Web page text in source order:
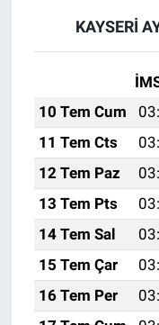
KAYSERİ
10 Tem Cum
11 Tem Cts
12 Tem Paz
13 Tem Pts
14 Tem Sal
15 Tem Çar
16 Tem Per